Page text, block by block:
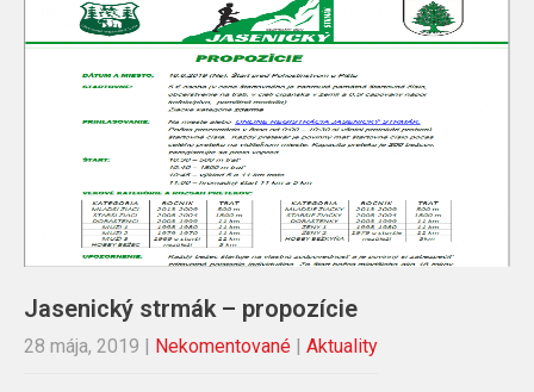
Jasenický strmák – propozície
28 mája, 2019 | Nekomentované | Aktuality